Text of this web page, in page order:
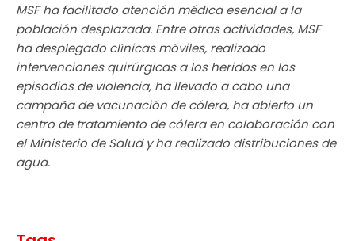
MSF ha facilitado atención médica esencial a la
población desplazada. Entre otras actividades, MSF
ha desplegado clínicas móviles, realizado
intervenciones quirúrgicas a los heridos en los
episodios de violencia, ha llevado a cabo una
campaña de vacunación de cólera, ha abierto un
centro de tratamiento de cólera en colaboración con
el Ministerio de Salud y ha realizado distribuciones de
agua.